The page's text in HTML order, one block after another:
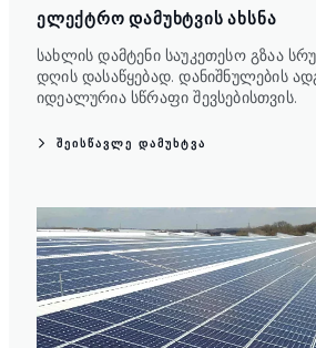
ᲔᲚᲔᲥᲢᲠᲝ ᲓᲐᲛᲣᲮᲢᲕᲘᲡ ᲐᲮᲡᲜᲐ
სახლის დამტენი საუკეთესო გზაა
დღის დასაწყებად. დანიშნულების
იდეალურია სწრაფი შევსებისთვის.
ᲨᲔᲘᲡᲬᲐᲕᲚᲔ ᲓᲐᲛᲣᲮᲢᲕᲐ